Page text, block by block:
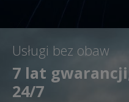
Usługi bez obaw
7 lat
24/7